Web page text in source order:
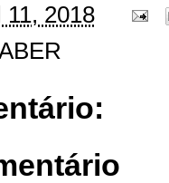
11, 2018